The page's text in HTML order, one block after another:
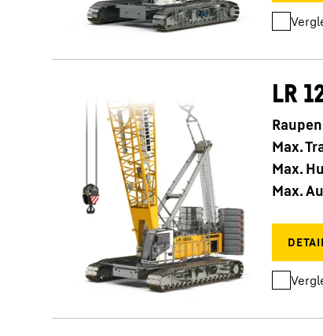
LR
Max.
Max.
Max.